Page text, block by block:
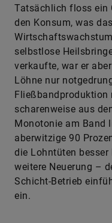
Tatsächlich floss ein
den Konsum, was
selbstlose
verkaufte, war er
Löhne nur
Fließbandproduktion
scharenweise aus
Monotonie am Band
aberwitzige 90
die Lohntüten
weitere Neuerung –
Schicht-Betrieb
ein.